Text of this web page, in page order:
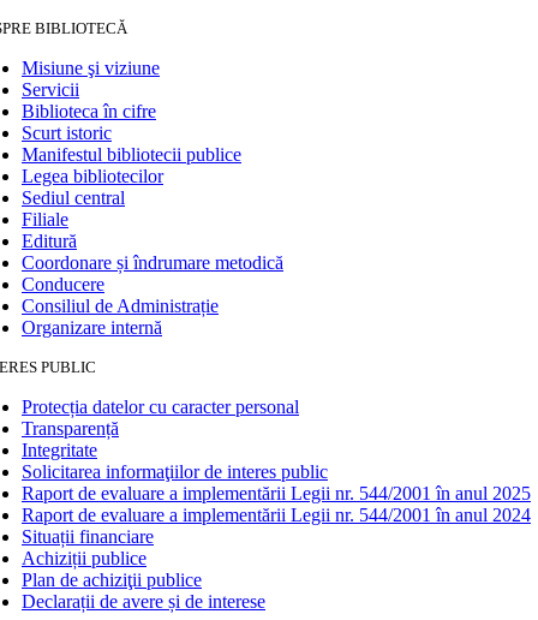
BIBLIOTECĂ
Misiune şi viziune
Servicii
Biblioteca în cifre
Scurt istoric
Manifestul bibliotecii publice
Legea bibliotecilor
Sediul central
Filiale
Editură
Coordonare și îndrumare metodică
Conducere
Consiliul de Administrație
Organizare internă
PUBLIC
Protecția datelor cu caracter personal
Transparență
Integritate
Solicitarea informaţiilor de interes public
Raport de evaluare a implementării Legii nr. 544/2001 în anul 2025
Raport de evaluare a implementării Legii nr. 544/2001 în anul 2024
Situații financiare
Achiziții publice
Plan de achiziţii publice
Declarații de avere și de interese